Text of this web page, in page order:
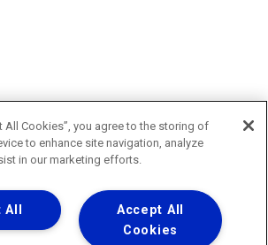
All Cookies”, you agree to the storing of
to enhance site navigation, analyze
in our marketing efforts.
Accept All
Cookies